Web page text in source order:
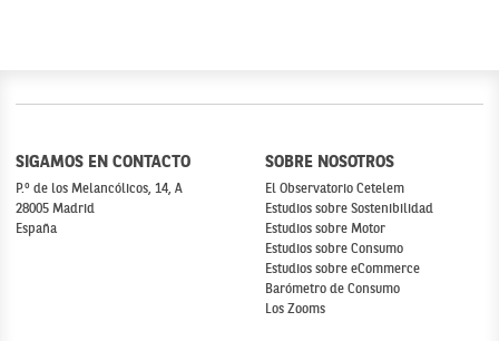
SIGAMOS EN CONTACTO
P.º de los Melancólicos, 14, A
28005 Madrid
España
SOBRE NOSOTROS
El Observatorio Cetelem
Estudios sobre Sostenibilidad
Estudios sobre Motor
Estudios sobre Consumo
Estudios sobre eCommerce
Barómetro de Consumo
Los Zooms